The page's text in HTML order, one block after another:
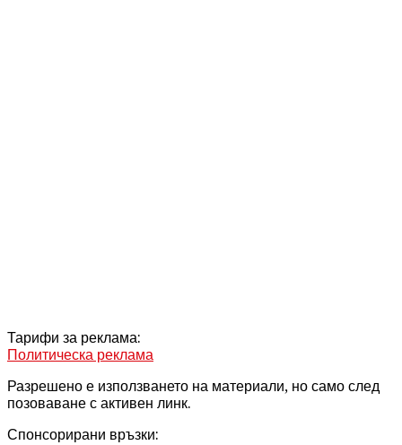
Тарифи за реклама:
Политическа реклама
Разрешено е използването на материали, но само след
позоваване с активен линк.
Спонсорирани връзки: